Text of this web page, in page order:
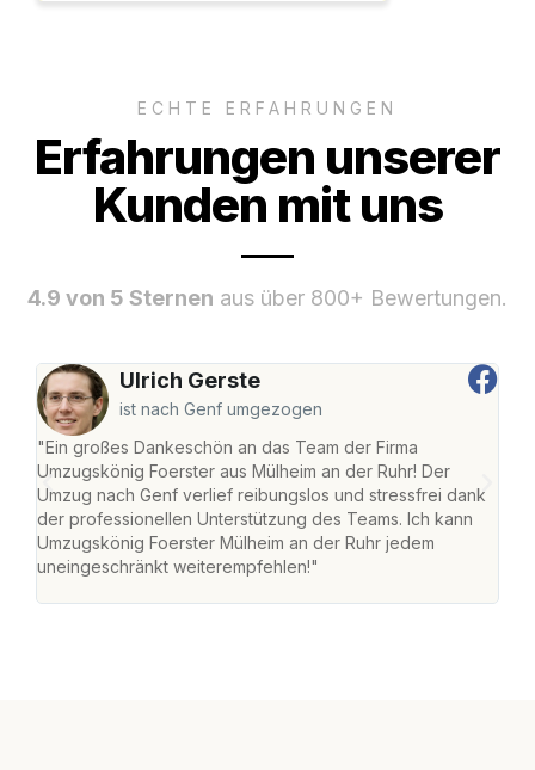
ECHTE ERFAHRUNGEN
Erfahrungen unserer
Kunden mit uns
4.9 von 5 Sternen aus über 800+ Bewertungen.
Ulrich Gerste
ist nach Genf umgezogen
"Ein großes Dankeschön an das Team der Firma
Umzugskönig Foerster aus Mülheim an der Ruhr! Der
Umzug nach Genf verlief reibungslos und stressfrei dank
der professionellen Unterstützung des Teams. Ich kann
Umzugskönig Foerster Mülheim an der Ruhr jedem
uneingeschränkt weiterempfehlen!"